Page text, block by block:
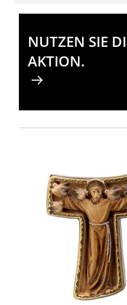
NUTZEN SIE
AKTION.